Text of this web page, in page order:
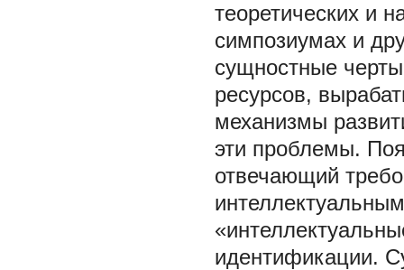
теоретических и
симпозиумах и
сущностные
ресурсов,
механизмы
эти проблемы.
отвечающий
идентификации.